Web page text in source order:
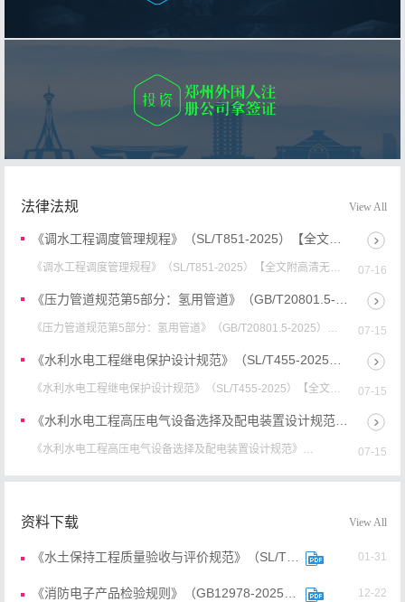
法律法规 View All
《调水工程调度管理规程》（SL/T851-2025）【全文附高清无水印PDF+Word版下载】
《调水工程调度管理规程》（SL/T851-2025）【全文附高清无水
for op...
07-16
《压力管道规范第5部分：氢用管道》（GB/T20801.5-2025）
Pressure pipin...
07-15
《水利水电工程继电保护设计规范》（SL/T455-2025）【全文附
specification ...
07-15
《水利水电工程高压电气设备选择及配电装置设计规范》（SL/T311-2025）【全文附高清无水印PDF+Word版下载】
《水利水电工程高压电气设备选择及配电装置设计规范》
载】英文名称：Specificatio...
07-15
国办发〔2026〕20号《国务院办公厅关于进一步完善大中型水库移民后期扶持政策的通知》（全文）【附高清PDF版+word版下载】
移民后期扶持政策的通知》（全文）【附高清PDF版+word版下
单文件高清PDF版+word版下载】第一条 为了促进退役军人就
业创业，发挥退役军人人力资源作用，维护退...
资料下载 View All
《水土保持工程质量验收与评价规范》（SL/T336-2025）【全文附高清无水印PDF+Word版下载】 01-31
12-22